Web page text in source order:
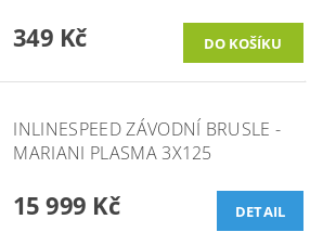
349 Kč
INLINESPEED ZÁVODNÍ BRUSLE -
MARIANI PLASMA 3X125
15 999 Kč DETAIL